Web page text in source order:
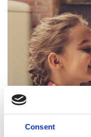
Consent